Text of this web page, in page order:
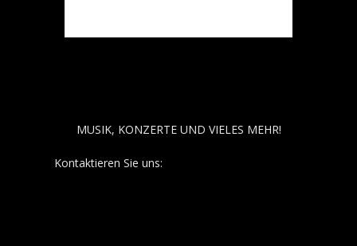
MUSIK, KONZERTE UND VIELES MEHR!
Kontaktieren Sie uns: